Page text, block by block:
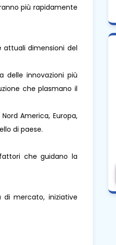
più rapidamente
attuali dimensioni del
delle innovazioni più
che plasmano il
America, Europa,
di paese.
che guidano la
di mercato, iniziative